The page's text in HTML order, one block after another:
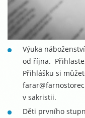
Výuka
od října.
Přihlášku si
v sakristii.
Děti prvního